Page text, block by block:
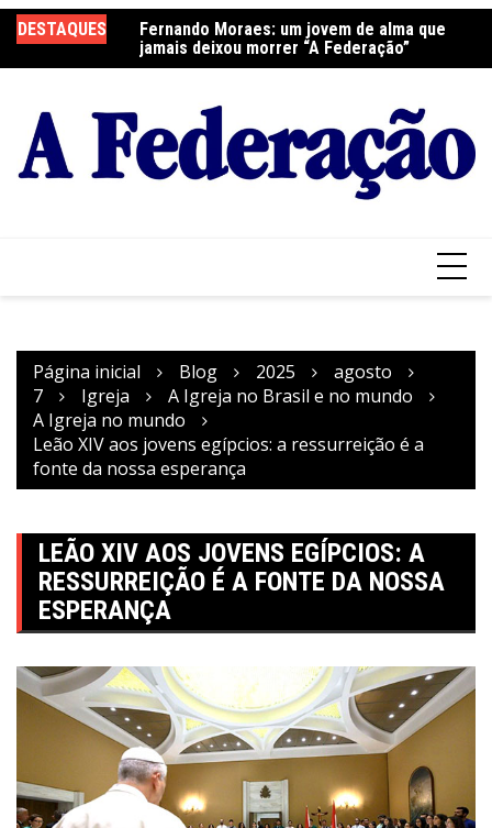
para
o
DESTAQUES
Fernando Moraes: um jovem de alma que
jamais deixou morrer “A Federação”
Curso Oração e Vida na Paróquia São José
Página inicial Blog 2025
agosto
7
Igreja
A Igreja no Brasil e no mundo
A Igreja no mundo
Leão XIV aos jovens egípcios: a ressurreição é a
fonte da nossa esperança
LEÃO XIV AOS JOVENS EGÍPCIOS: A
RESSURREIÇÃO É A FONTE DA NOSSA
ESPERANÇA